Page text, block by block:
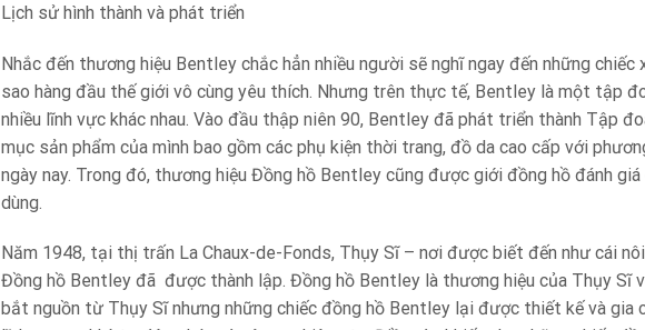
Lịch sử hình thành và phát triển
Nhắc đến thương hiệu Bentley chắc hẳn nhiều người sẽ nghĩ ngay đến những
sao hàng đầu thế giới vô cùng yêu thích. Nhưng trên thực tế, Bentley là một tập
nhiều lĩnh vực khác nhau. Vào đầu thập niên 90, Bentley đã phát triển thành Tập
mục sản phẩm của mình bao gồm các phụ kiện thời trang, đồ da cao cấp với
ngày nay. Trong đó, thương hiệu Đồng hồ Bentley cũng được giới đồng hồ đánh
dùng.
Năm 1948, tại thị trấn La Chaux-de-Fonds, Thụy Sĩ – nơi được biết đến như cái
Đồng hồ Bentley đã được thành lập. Đồng hồ Bentley là thương hiệu của Thụy Sĩ
bắt nguồn từ Thụy Sĩ nhưng những chiếc đồng hồ Bentley lại được thiết kế và